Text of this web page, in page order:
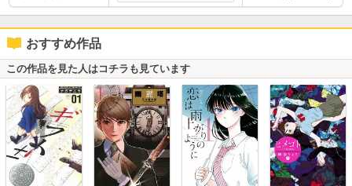
おすすめ作品
この作品を見た人はコチラも見ています